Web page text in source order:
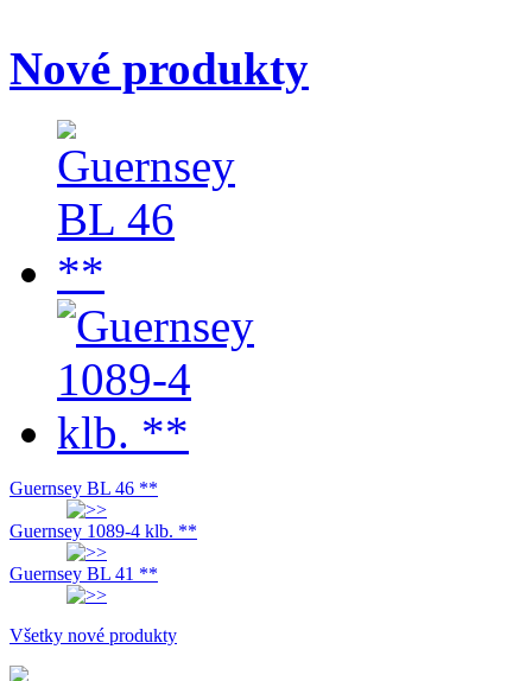
Nové produkty
Guernsey BL 46 **
Guernsey 1089-4 klb. **
Guernsey BL 41 **
Všetky nové produkty